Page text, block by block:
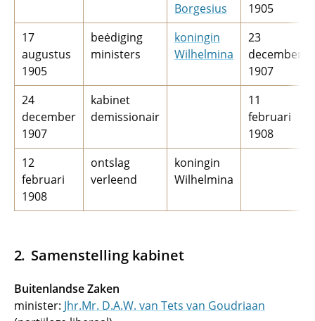
Borgesius
1905
17
augustus
1905
beėdiging
ministers
koningin
Wilhelmina
23
december
1907
24
december
1907
kabinet
demissionair
11
februari
1908
12
februari
1908
ontslag
verleend
koningin
Wilhelmina
Samenstelling kabinet
Buitenlandse Zaken
minister: Jhr.Mr. D.A.W. van Tets van Goudriaan